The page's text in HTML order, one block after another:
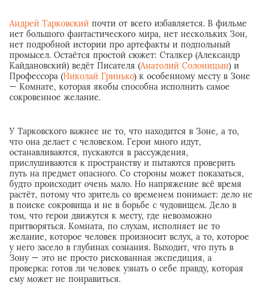
Андрей Тарковский почти от всего избавляется. В фильме
нет большого фантастического мира, нет нескольких Зон,
нет подробной истории про артефакты и подпольный
промысел. Остаётся простой сюжет: Сталкер (Александр
Кайдановский) ведёт Писателя (Анатолий Солоницын) и
Профессора (Николай Гринько) к особенному месту в Зоне
— Комнате, которая якобы способна исполнить самое
сокровенное желание.
У Тарковского важнее не то, что находится в Зоне, а то,
что она делает с человеком. Герои много идут,
останавливаются, пускаются в рассуждения,
прислушиваются к пространству и пытаются проверить
путь на предмет опасного. Со стороны может показаться,
будто происходит очень мало. Но напряжение всё время
растёт, потому что зритель со временем понимает: дело не
в поиске сокровища и не в борьбе с чудовищем. Дело в
том, что герои движутся к месту, где невозможно
притворяться. Комната, по слухам, исполняет не то
желание, которое человек произносит вслух, а то, которое
у него засело в глубинах сознания. Выходит, что путь в
Зону — это не просто рискованная экспедиция, а
проверка: готов ли человек узнать о себе правду, которая
ему может не понравиться.